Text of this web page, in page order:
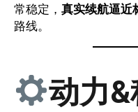
常稳定， 真实续航逼近
路线。
动力